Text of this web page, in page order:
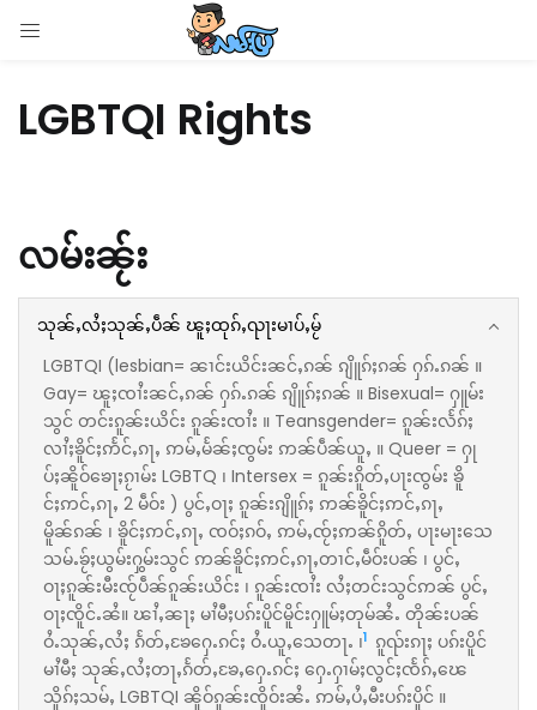
LGBTQI Rights
လမ်းၼႂ်း
သုၼ်ႇလႆႈသုၼ်ႇပဵၼ် ၽူႈထုၵ်ႇၺႃးမၢပ်ႇမႂ်
LGBTQI (lesbian= ၼၢင်းယိင်းၼင်ႇၵၼ် ၵျိူၵ်ႈၵၼ် ႁၵ်ႉၵၼ် ။
Gay= ၽူႈၸၢႆးၼင်ႇၵၼ် ႁၵ်ႉၵၼ် ၵျိူၵ်ႈၵၼ် ။ Bisexual= ႁူမ်း
သွင် တင်းၵူၼ်းယိင်း ၵူၼ်းၸၢႆး ။ Teansgender= ၵူၼ်းလႅၵ်ႈ
လၢႆႈၶိူင်ႈဢႅင်ႇၵႃႇ ဢမ်ႇမႅၼ်ႈၸွမ်း ဢၼ်ပဵၼ်ယူႇ ။ Queer = ႁု
ပ်ႈၼိူဝ်ၶေႃႈၵႂၢမ်း LGBTQ ၊ Intersex = ၵူၼ်းၵိူတ်ႇပႃးၸွမ်း ၶိူ
င်ႈဢင်ႇၵႃႇ 2 မဵဝ်း ) ပွင်ႇဝႃႈ ၵူၼ်းၵျိူၵ်ႈ ဢၼ်ၶိူင်ႈဢင်ႇၵႃႇ
မိူၼ်ၵၼ် ၊ ၶိူင်ႈဢင်ႇၵႃႇ ၸဝ်ႈၵဝ်ႇ ဢမ်ႇၸႂ်ႈဢၼ်ၵိူတ်ႇ ပႃးမႃးသေ
သမ်ႉၶႂ်ႈယွမ်းႁွမ်းသွင် ဢၼ်ၶိူင်ႈဢင်ႇၵႃႇတၢင်ႇမဵဝ်းပၼ် ၊ ပွင်ႇ
ဝႃႈၵူၼ်းမီးၸႂ်ပဵၼ်ၵူၼ်းယိင်း ၊ ၵူၼ်းၸၢႆး လႆႈတင်းသွင်ဢၼ် ပွင်ႇ
ဝႃႈၸိူင်ႉၼႆ။ ၽၢႆႇၼႃႈ မၢႆမီႈပၵ်းပိူင်မိူင်းႁူမ်ႈတုမ်ၼႆႉ တိုၼ်းပၼ်
ဝႆႉသုၼ်ႇလႆႈ ၵႅတ်ႇၶႄႁေႉၵင်ႈ ဝႆႉယူႇသေတႃႉ ၊1 ၵူၺ်းၵႃႈ ပၵ်းပိူင်
မၢႆမီႈ သုၼ်ႇလႆႈတႃႇၵႅတ်ႇၶႄႇႁေႉၵင်ႈ ႁေႉႁၢမ်ႈလွင်ႈၸႅၵ်ႇၽေ
သိူၵ်ႈသမ်ႇ LGBTQI ၼိူဝ်ၵူၼ်းၸိူဝ်းၼႆႉ ဢမ်ႇပႆႇမီးပၵ်းပိူင် ။
Enter your username and password to login.
Remember me
Login
Lost password?